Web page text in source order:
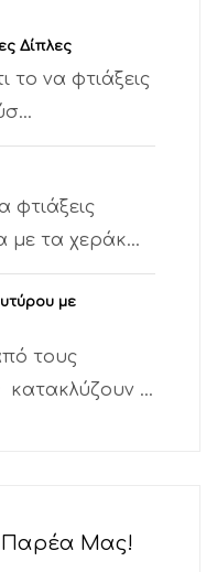
Δίπλες
το να φτιάξεις
φτιάξεις
με τα χεράκ...
με
τους
κατακλύζουν ...
Παρέα Μας!